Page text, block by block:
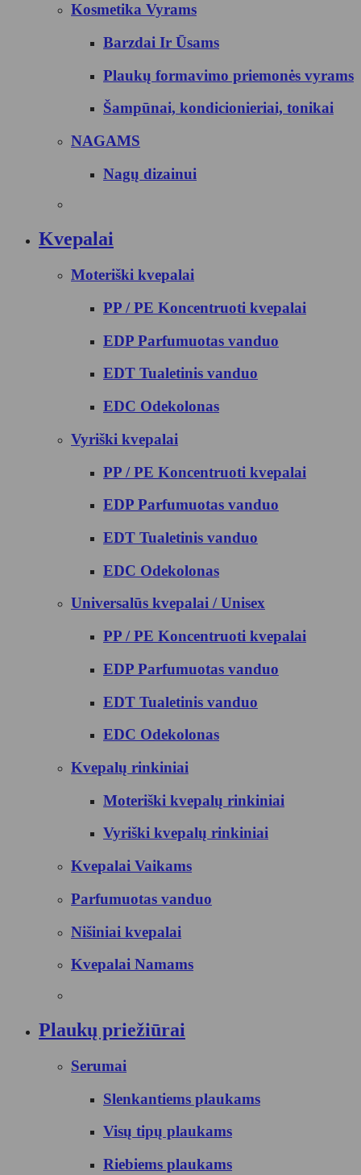
Kosmetika Vyrams
Barzdai Ir Ūsams
Plaukų formavimo priemonės vyrams
Šampūnai, kondicionieriai, tonikai
NAGAMS
Nagų dizainui
Kvepalai
Moteriški kvepalai
PP / PE Koncentruoti kvepalai
EDP Parfumuotas vanduo
EDT Tualetinis vanduo
EDC Odekolonas
Vyriški kvepalai
PP / PE Koncentruoti kvepalai
EDP Parfumuotas vanduo
EDT Tualetinis vanduo
EDC Odekolonas
Universalūs kvepalai / Unisex
PP / PE Koncentruoti kvepalai
EDP Parfumuotas vanduo
EDT Tualetinis vanduo
EDC Odekolonas
Kvepalų rinkiniai
Moteriški kvepalų rinkiniai
Vyriški kvepalų rinkiniai
Kvepalai Vaikams
Parfumuotas vanduo
Nišiniai kvepalai
Kvepalai Namams
Plaukų priežiūrai
Serumai
Slenkantiems plaukams
Visų tipų plaukams
Riebiems plaukams